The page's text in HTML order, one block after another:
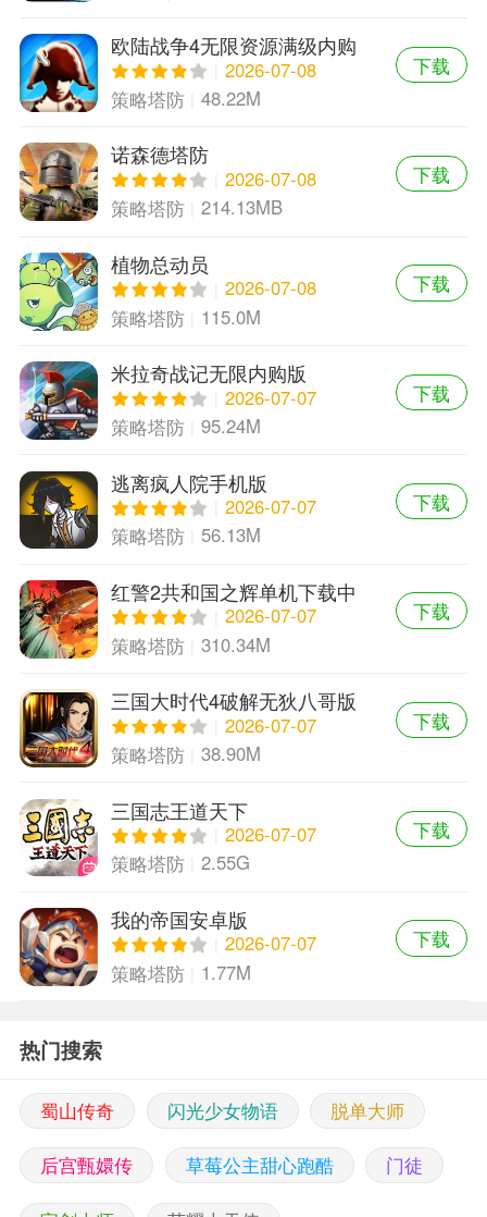
欧陆战争4无限资源满级内购
版
2026-07-08
策略塔防
48.22M
下载
诺森德塔防
2026-07-08
策略塔防
214.13MB
下载
植物总动员
2026-07-08
策略塔防
115.0M
下载
米拉奇战记无限内购版
2026-07-07
策略塔防
95.24M
下载
逃离疯人院手机版
2026-07-07
策略塔防
56.13M
下载
红警2共和国之辉单机下载中
文版
2026-07-07
策略塔防
310.34M
下载
三国大时代4破解无狄八哥版
2026-07-07
策略塔防
38.90M
下载
三国志王道天下
2026-07-07
策略塔防
2.55G
下载
我的帝国安卓版
2026-07-07
策略塔防
1.77M
下载
热门搜索
蜀山传奇 闪光少女物语 脱单大师
后宫甄嬛传 草莓公主甜心跑酷 门徒